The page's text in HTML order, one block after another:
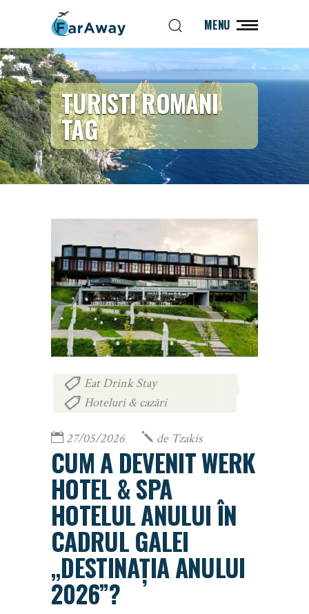
MENU
TURISTI ROMANI
TAG
Eat Drink Stay
Hoteluri & cazări
27/05/2026 de Tzakis
CUM A DEVENIT WERK
HOTEL & SPA
HOTELUL ANULUI ÎN
CADRUL GALEI
„DESTINAȚIA ANULUI
2026”?